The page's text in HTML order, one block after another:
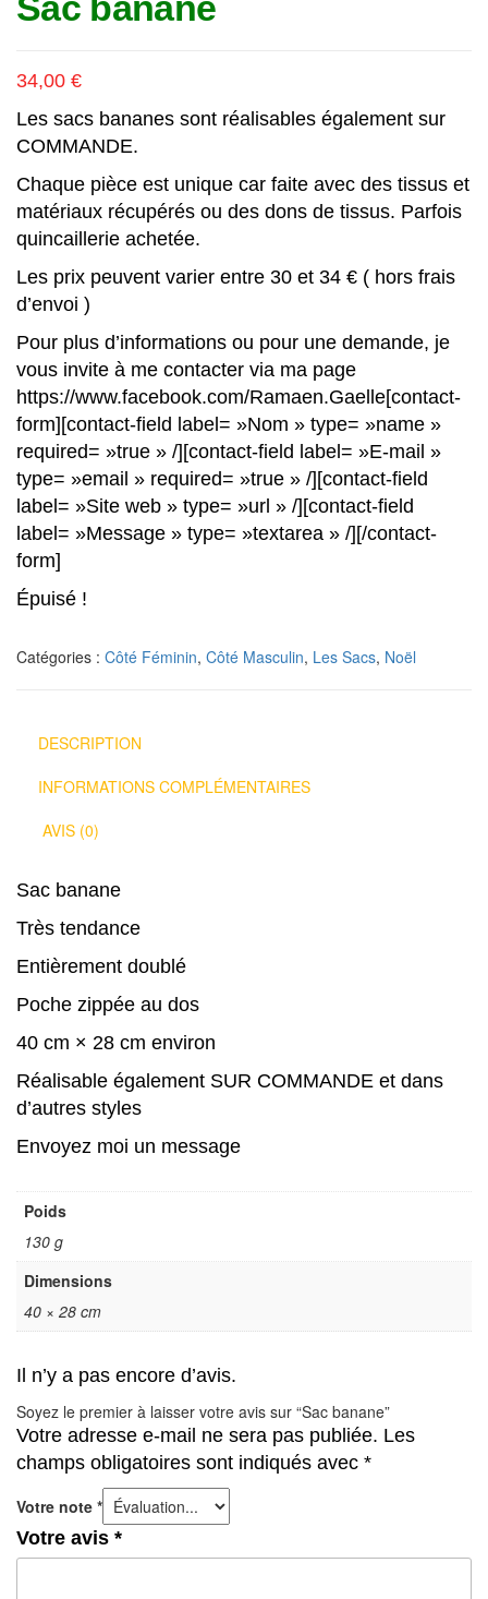
34,00 €
Les sacs bananes sont réalisables également sur
COMMANDE.
Chaque pièce est unique car faite avec des tissus et
matériaux récupérés ou des dons de tissus. Parfois
quincaillerie achetée.
Les prix peuvent varier entre 30 et 34 € ( hors frais
d’envoi )
Pour plus d’informations ou pour une demande, je
vous invite à me contacter via ma page
https://www.facebook.com/Ramaen.Gaelle[contact-
form][contact-field label= »Nom » type= »name »
required= »true » /][contact-field label= »E-mail »
type= »email » required= »true » /][contact-field
label= »Site web » type= »url » /][contact-field
label= »Message » type= »textarea » /][/contact-
form]
Épuisé !
Catégories : Côté Féminin, Côté Masculin, Les Sacs, Noël
DESCRIPTION
INFORMATIONS COMPLÉMENTAIRES
AVIS (0)
Sac banane
Très tendance
Entièrement doublé
Poche zippée au dos
40 cm × 28 cm environ
Réalisable également SUR COMMANDE et dans
d’autres styles
Envoyez moi un message
Poids
130 g
Dimensions
40 × 28 cm
Il n’y a pas encore d’avis.
Soyez le premier à laisser votre avis sur “Sac banane”
Votre adresse e-mail ne sera pas publiée. Les
champs obligatoires sont indiqués avec *
Votre note *
Votre avis *